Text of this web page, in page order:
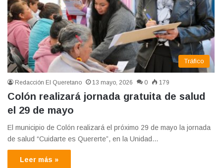
Tráfico
Redacción El Queretano 13 mayo, 2026 0 179
Colón realizará jornada gratuita de salud
el 29 de mayo
El municipio de Colón realizará el próximo 29 de mayo la jornada
de salud “Cuidarte es Quererte”, en la Unidad…
Leer más »